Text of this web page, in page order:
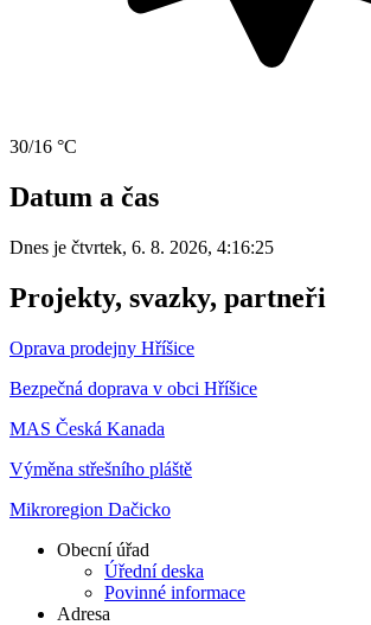
30/16 °C
Datum a čas
Dnes je čtvrtek, 6. 8. 2026, 4:16:25
Projekty, svazky, partneři
Oprava prodejny Hříšice
Bezpečná doprava v obci Hříšice
MAS Česká Kanada
Výměna střešního pláště
Mikroregion Dačicko
Obecní úřad
Úřední deska
Povinné informace
Adresa